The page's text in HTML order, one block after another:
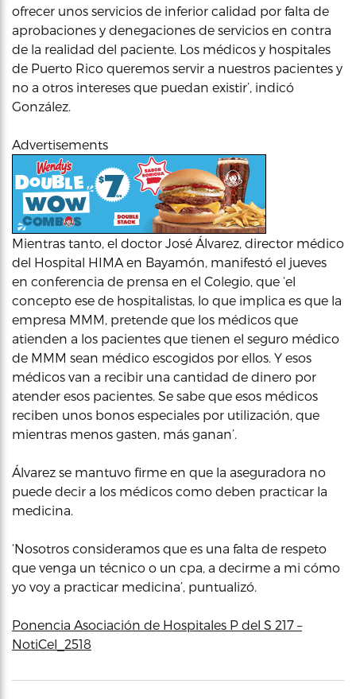
ofrecer unos servicios de inferior calidad por falta de
aprobaciones y denegaciones de servicios en contra
de la realidad del paciente. Los médicos y hospitales
de Puerto Rico queremos servir a nuestros pacientes y
no a otros intereses que puedan existir’, indicó
González.
Advertisements
Mientras tanto, el doctor José Álvarez, director médico
del Hospital HIMA en Bayamón, manifestó el jueves
en conferencia de prensa en el Colegio, que ‘el
concepto ese de hospitalistas, lo que implica es que la
empresa MMM, pretende que los médicos que
atienden a los pacientes que tienen el seguro médico
de MMM sean médico escogidos por ellos. Y esos
médicos van a recibir una cantidad de dinero por
atender esos pacientes. Se sabe que esos médicos
reciben unos bonos especiales por utilización, que
mientras menos gasten, más ganan’.
Álvarez se mantuvo firme en que la aseguradora no
puede decir a los médicos como deben practicar la
medicina.
‘Nosotros consideramos que es una falta de respeto
que venga un técnico o un cpa, a decirme a mi cómo
yo voy a practicar medicina’, puntualizó.
Ponencia Asociación de Hospitales P del S 217 –
NotiCel_2518